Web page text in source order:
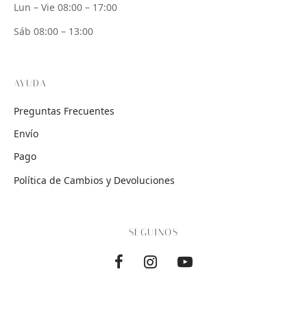
Lun – Vie 08:00 – 17:00
Sáb 08:00 – 13:00
AYUDA
Preguntas Frecuentes
Envío
Pago
Política de Cambios y Devoluciones
SEGUINOS